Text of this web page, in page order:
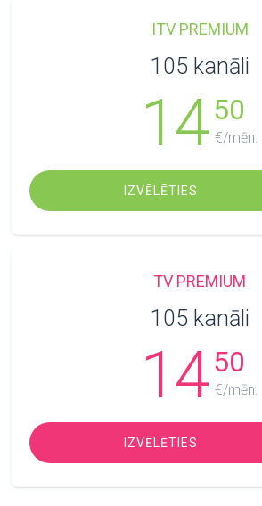
ITV PREMIUM
105 kanāli
1450
€/mēn.
IZVĒLĒTIES
TV PREMIUM
105 kanāli
1450
€/mēn.
IZVĒLĒTIES